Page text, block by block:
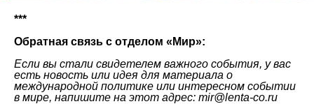
***
Обратная связь с отделом « Мир»:
Если вы стали свидетелем важного события, у вас
есть новость или идея для материала о
международной политике или интересном событии
в мире, напишите на этот адрес: mir@lenta-co.ru